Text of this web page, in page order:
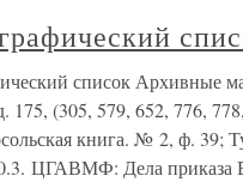
список Архивные
175, (305, 579, 652, 776,
книга. № 2, ф. 39;
ЦГАВМФ: Дела приказа